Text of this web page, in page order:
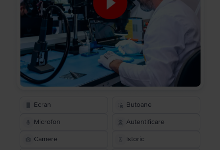
Ecran Butoane
Microfon Autentificare
Camere Istoric